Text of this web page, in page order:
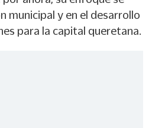
municipal y en el desarrollo
para la capital queretana.